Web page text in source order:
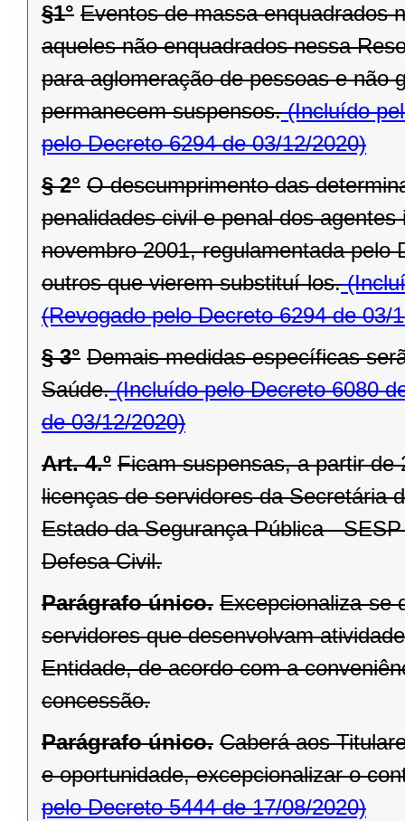
§1° Eventos de massa enquadrados
aqueles não enquadrados nessa
para aglomeração de pessoas e não
permanecem suspensos.(Incluído
pelo Decreto 6294 de 03/12/2020)
§ 2° O descumprimento das
penalidades civil e penal dos
novembro 2001, regulamentada pelo
outros que vierem substituí-los.
(Revogado pelo Decreto 6294 de 03/
§ 3° Demais medidas específicas
Saúde.(Incluído pelo Decreto 6080
de 03/12/2020)
Art. 4.º Ficam suspensas, a partir de
licenças de servidores da Secretária
Estado da Segurança Pública -
Defesa Civil.
Parágrafo único. Excepcionaliza-se
servidores que desenvolvam
Entidade, de acordo com a
concessão.
Parágrafo único. Caberá aos
e oportunidade, excepcionalizar o
pelo Decreto 5444 de 17/08/2020)